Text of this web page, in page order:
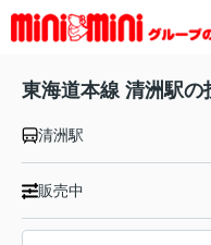
東海道本線 清洲駅の
清洲駅
販売中